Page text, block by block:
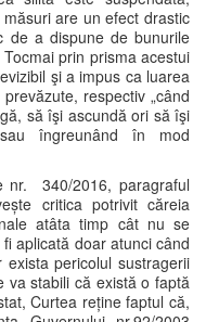
are un efect drastic
de a dispune de bunurile
prin prisma acestui
şi a impus ca luarea
respectiv „când
să îşi ascundă ori să îşi
îngreunând în mod
nr. 340/2016, paragraful
critica potrivit căreia
atâta timp cât nu se
aplicată doar atunci când
pericolul sustragerii
stabili că există o faptă
Curtea reține faptul că,